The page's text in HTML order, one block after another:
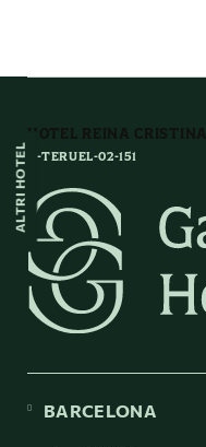
HOTEL REINA CRISTINA
H-TERUEL-02-151
BARCELONA
ALTRI HOTEL